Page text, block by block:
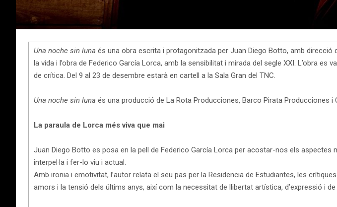
Una noche sin luna és una obra escrita i protagonitzada per Juan Diego Botto, amb
la vida i l’obra de Federico García Lorca, amb la sensibilitat i mirada del segle XXI. L’obra
de crítica. Del 9 al 23 de desembre estarà en cartell a la Sala Gran del TNC.
Una noche sin luna és una producció de La Rota Producciones, Barco Pirata Producciones
La paraula de Lorca més viva que mai
Juan Diego Botto es posa en la pell de Federico García Lorca per acostar-nos els aspectes
interpel·la i fer-lo viu i actual.
Amb ironia i emotivitat, l’autor relata el seu pas per la Residencia de Estudiantes, les
amors i la tensió dels últims anys, així com la necessitat de llibertat artística, d’expressió i